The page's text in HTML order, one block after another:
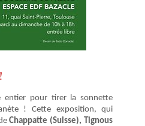
entier pour tirer la sonnette
! Cette exposition, qui
Chappatte (Suisse), Tignous